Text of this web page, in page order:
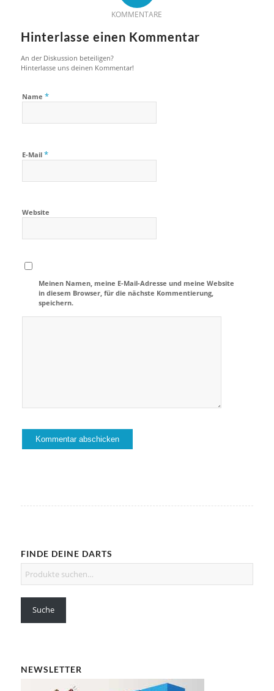
KOMMENTARE
Hinterlasse einen Kommentar
An der Diskussion beteiligen?
Hinterlasse uns deinen Kommentar!
Name *
E-Mail *
Website
Meinen Namen, meine E-Mail-Adresse und meine Website
in diesem Browser, für die nächste Kommentierung,
speichern.
FINDE DEINE DARTS
Suche
NEWSLETTER